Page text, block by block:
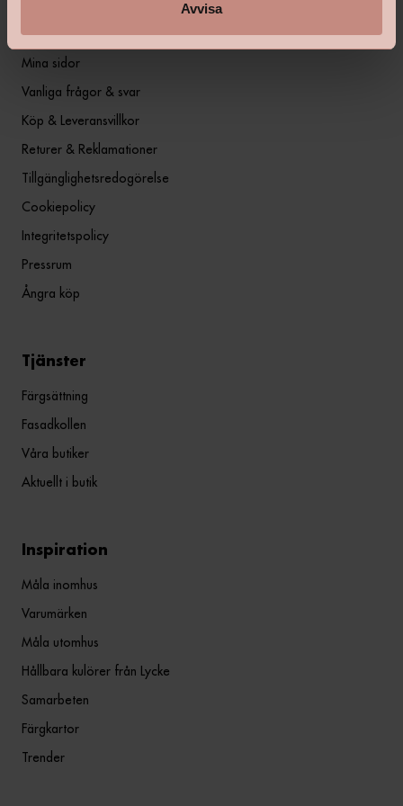
Avvisa
Mina sidor
Vanliga frågor & svar
Köp & Leveransvillkor
Returer & Reklamationer
Tillgänglighetsredogörelse
Cookiepolicy
Integritetspolicy
Pressrum
Ångra köp
Tjänster
Färgsättning
Fasadkollen
Våra butiker
Aktuellt i butik
Inspiration
Måla inomhus
Varumärken
Måla utomhus
Hållbara kulörer från Lycke
Samarbeten
Färgkartor
Trender